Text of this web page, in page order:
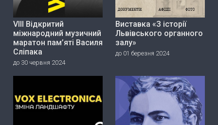
VIII Відкритий
міжнародний музичний
маратон пам’яті Василя
Сліпака
до 30 червня 2024
Виставка «З історії
Львівського органного
залу»
до 01 березня 2024